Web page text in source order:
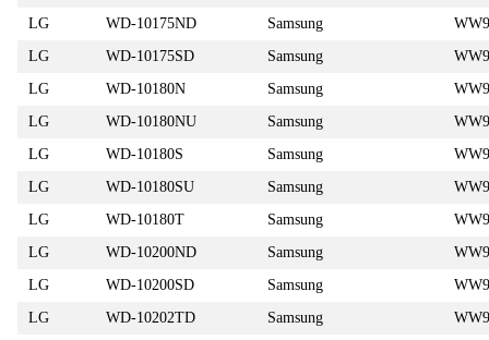
LG
WD-10175ND Samsung
LG
WD-10175SD Samsung
LG
WD-10180N Samsung
LG
WD-10180NU Samsung
LG
WD-10180S Samsung
LG
WD-10180SU Samsung
LG
WD-10180T Samsung
LG
WD-10200ND Samsung
LG
WD-10200SD Samsung
LG
WD-10202TD Samsung